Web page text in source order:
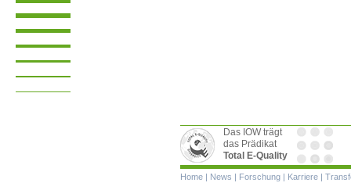
Das IOW trägt
das Prädikat
Total E-Quality
Navigation
überspringen
Home | News | Forschung | Karriere |